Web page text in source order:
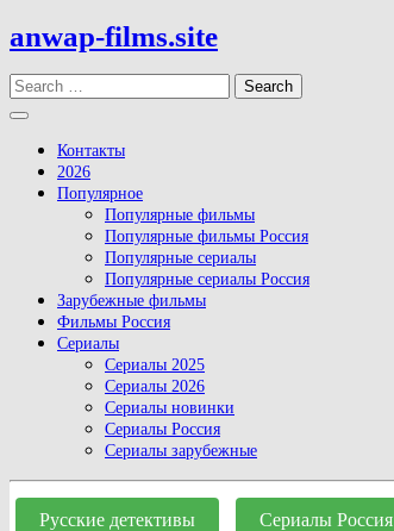
Skip
to
content
anwap-films.site
Search
Open
Button
Контакты
2026
Популярное
Популярные фильмы
Популярные фильмы Россия
Популярные сериалы
Популярные сериалы Россия
Зарубежные фильмы
Фильмы Россия
Сериалы
Сериалы 2025
Сериалы 2026
Сериалы новинки
Сериалы Россия
Сериалы зарубежные
Close
Button
Русские детективы Сериалы Россия